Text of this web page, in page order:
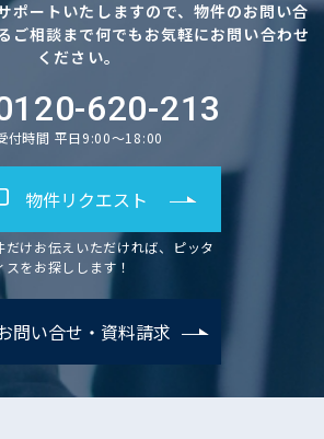
ポートいたしますので、物件のお問い合
ご相談まで何でもお気軽にお問い合わせ
ください。
620-213
付時間 平日9:00～18:00
物件リクエスト
だけお伝えいただければ、ピッタ
スをお探しします！
問い合せ・資料請求